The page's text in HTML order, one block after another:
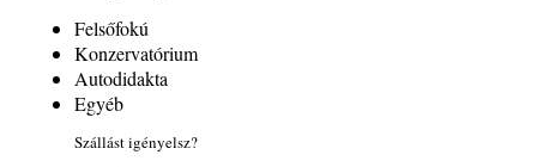
Felsőfokú
Konzervatórium
Autodidakta
Egyéb
Szállást igényelsz?